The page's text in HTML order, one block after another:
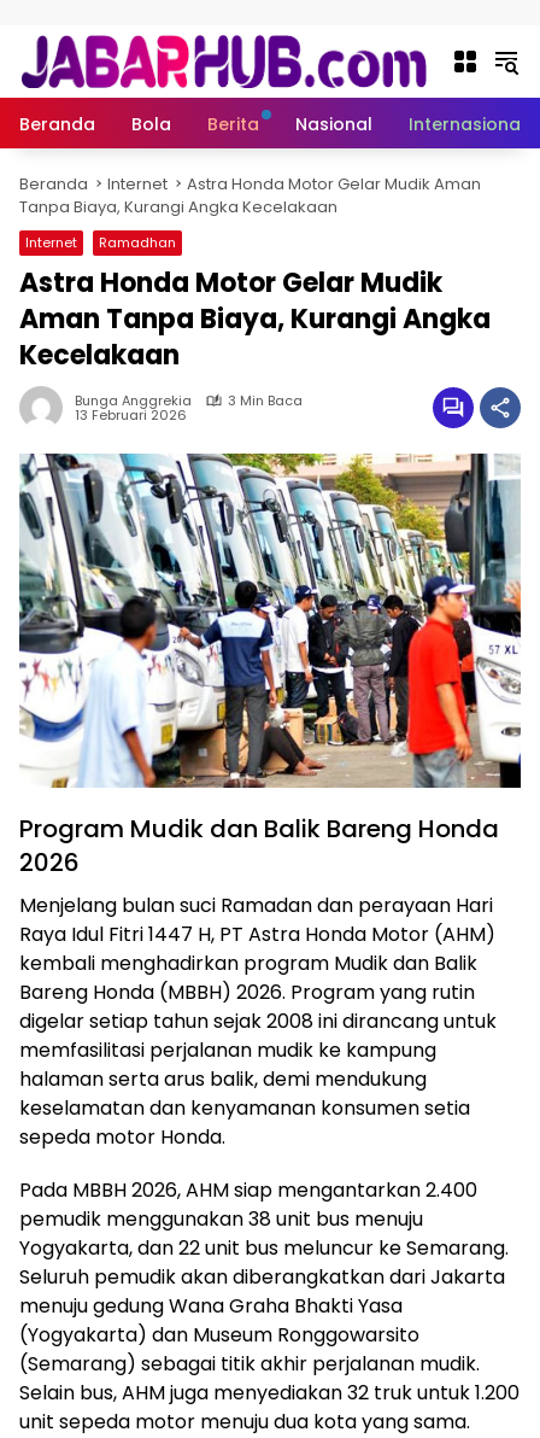
Beranda Bola Berita Nasional Internasional
Beranda Internet
Astra Honda Motor Gelar Mudik Aman
Tanpa Biaya, Kurangi Angka Kecelakaan
Internet Ramadhan
Astra Honda Motor Gelar Mudik
Aman Tanpa Biaya, Kurangi Angka
Kecelakaan
Bunga Anggrekia 3 Min Baca
13 Februari 2026
Program Mudik dan Balik Bareng Honda
2026
Menjelang bulan suci Ramadan dan perayaan Hari
Raya Idul Fitri 1447 H, PT Astra Honda Motor (AHM)
kembali menghadirkan program Mudik dan Balik
Bareng Honda (MBBH) 2026. Program yang rutin
digelar setiap tahun sejak 2008 ini dirancang untuk
memfasilitasi perjalanan mudik ke kampung
halaman serta arus balik, demi mendukung
keselamatan dan kenyamanan konsumen setia
sepeda motor Honda.
Pada MBBH 2026, AHM siap mengantarkan 2.400
pemudik menggunakan 38 unit bus menuju
Yogyakarta, dan 22 unit bus meluncur ke Semarang.
Seluruh pemudik akan diberangkatkan dari Jakarta
menuju gedung Wana Graha Bhakti Yasa
(Yogyakarta) dan Museum Ronggowarsito
(Semarang) sebagai titik akhir perjalanan mudik.
Selain bus, AHM juga menyediakan 32 truk untuk 1.200
unit sepeda motor menuju dua kota yang sama.